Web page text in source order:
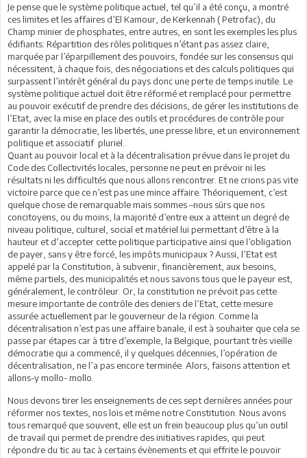
Je pense que le système politique actuel, tel qu’il a été conçu, a montré
ces limites et les affaires d’El Kamour, de Kerkennah ( Petrofac), du
Champ minier de phosphates, entre autres, en sont les exemples les plus
édifiants: Répartition des rôles politiques n’étant pas assez claire,
marquée par l’éparpillement des pouvoirs, fondée sur les consensus qui
nécessitent, à chaque fois, des négociations et des calculs politiques qui
surpassent l’intérêt général du pays donc une perte de temps inutile. Le
système politique actuel doit être réformé et remplacé pour permettre
au pouvoir exécutif de prendre des décisions, de gérer les institutions de
l’Etat, avec la mise en place des outils et procédures de contrôle pour
garantir la démocratie, les libertés, une presse libre, et un environnement
politique et associatif pluriel..
Quant au pouvoir local et à la décentralisation prévue dans le projet du
Code des Collectivités locales, personne ne peut en prévoir ni les
résultats ni les difficultés que nous allons rencontrer. Et ne crions pas vite
victoire parce que ce n’est pas une mince affaire. Théoriquement, c’est
quelque chose de remarquable mais sommes –nous sûrs que nos
concitoyens, ou du moins, la majorité d’entre eux a atteint un degré de
niveau politique, culturel, social et matériel lui permettant d’être à la
hauteur et d’accepter cette politique participative ainsi que l’obligation
de payer, sans y être forcé, les impôts municipaux ? Aussi, l’Etat est
appelé par la Constitution, à subvenir, financièrement, aux besoins,
même partiels, des municipalités et nous savons tous que le payeur est,
généralement, le contrôleur. Or, la constitution ne prévoit pas cette
mesure importante de contrôle des deniers de l’Etat, cette mesure
assurée actuellement par le gouverneur de la région. Comme la
décentralisation n’est pas une affaire banale, il est à souhaiter que cela se
passe par étapes car à titre d’exemple, la Belgique, pourtant très vieille
démocratie qui a commencé, il y quelques décennies, l’opération de
décentralisation, ne l’a pas encore terminée. Alors, faisons attention et
allons-y mollo- mollo.
Nous devons tirer les enseignements de ces sept dernières années pour
réformer nos textes, nos lois et même notre Constitution. Nous avons
tous remarqué que souvent, elle est un frein beaucoup plus qu’un outil
de travail qui permet de prendre des initiatives rapides, qui peut
répondre du tic au tac à certains évènements et qui effrite le pouvoir